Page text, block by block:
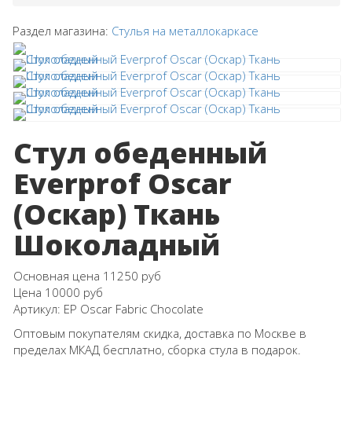
Раздел магазина: Стулья на металлокаркасе
Стул обеденный
Everprof Oscar
(Оскар) Ткань
Шоколадный
Основная цена 11250 руб
Цена 10000 руб
Артикул: EP Oscar Fabric Chocolate
Оптовым покупателям скидка, доставка по Москве в
пределах МКАД бесплатно, сборка стула в подарок.